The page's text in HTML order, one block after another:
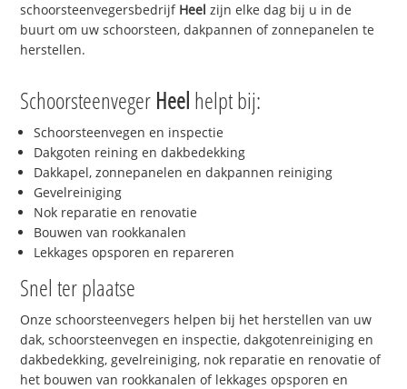
schoorsteenvegersbedrijf Heel zijn elke dag bij u in de
buurt om uw schoorsteen, dakpannen of zonnepanelen te
herstellen.
Schoorsteenveger Heel helpt bij:
Schoorsteenvegen en inspectie
Dakgoten reining en dakbedekking
Dakkapel, zonnepanelen en dakpannen reiniging
Gevelreiniging
Nok reparatie en renovatie
Bouwen van rookkanalen
Lekkages opsporen en repareren
Snel ter plaatse
Onze schoorsteenvegers helpen bij het herstellen van uw
dak, schoorsteenvegen en inspectie, dakgotenreiniging en
dakbedekking, gevelreiniging, nok reparatie en renovatie of
het bouwen van rookkanalen of lekkages opsporen en